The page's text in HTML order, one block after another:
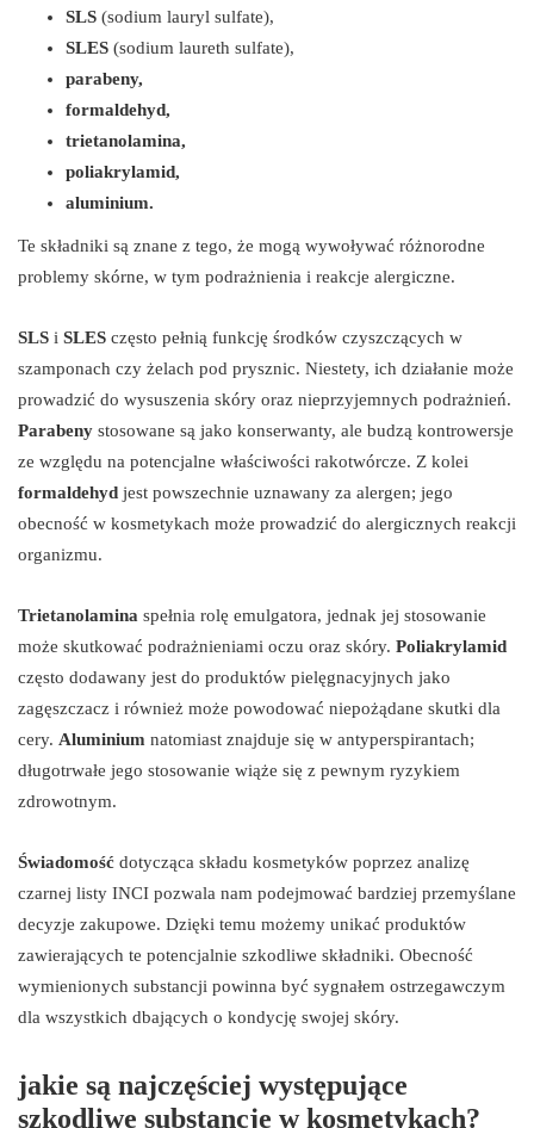
SLS (sodium lauryl sulfate),
SLES (sodium laureth sulfate),
parabeny,
formaldehyd,
trietanolamina,
poliakrylamid,
aluminium.
Te składniki są znane z tego, że mogą wywoływać różnorodne
problemy skórne, w tym podrażnienia i reakcje alergiczne.
SLS i SLES często pełnią funkcję środków czyszczących w
szamponach czy żelach pod prysznic. Niestety, ich działanie może
prowadzić do wysuszenia skóry oraz nieprzyjemnych podrażnień.
Parabeny stosowane są jako konserwanty, ale budzą kontrowersje
ze względu na potencjalne właściwości rakotwórcze. Z kolei
formaldehyd jest powszechnie uznawany za alergen; jego
obecność w kosmetykach może prowadzić do alergicznych reakcji
organizmu.
Trietanolamina spełnia rolę emulgatora, jednak jej stosowanie
może skutkować podrażnieniami oczu oraz skóry. Poliakrylamid
często dodawany jest do produktów pielęgnacyjnych jako
zagęszczacz i również może powodować niepożądane skutki dla
cery. Aluminium natomiast znajduje się w antyperspirantach;
długotrwałe jego stosowanie wiąże się z pewnym ryzykiem
zdrowotnym.
Świadomość dotycząca składu kosmetyków poprzez analizę
czarnej listy INCI pozwala nam podejmować bardziej przemyślane
decyzje zakupowe. Dzięki temu możemy unikać produktów
zawierających te potencjalnie szkodliwe składniki. Obecność
wymienionych substancji powinna być sygnałem ostrzegawczym
dla wszystkich dbających o kondycję swojej skóry.
jakie są najczęściej występujące
szkodliwe substancje w kosmetykach?